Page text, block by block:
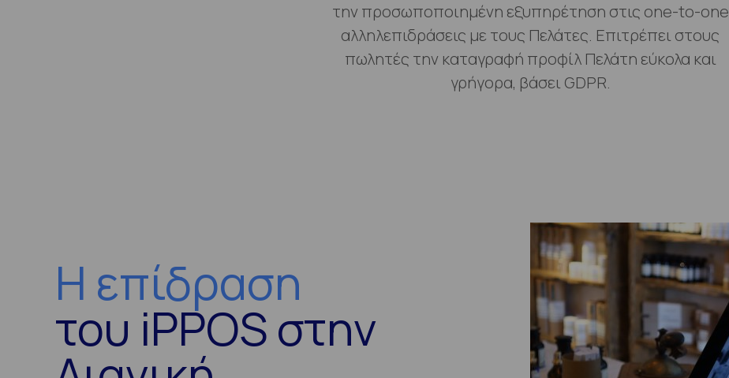
την προσωποποιημένη εξυπηρέτηση στις one-to-one
αλληλεπιδράσεις με τους Πελάτες. Επιτρέπει στους
πωλητές την καταγραφή προφίλ Πελάτη εύκολα και
γρήγορα, βάσει GDPR.
Η επίδραση
του iPPOS στην